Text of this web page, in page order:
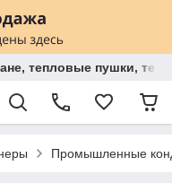
тепловые пушки,
Промышленные